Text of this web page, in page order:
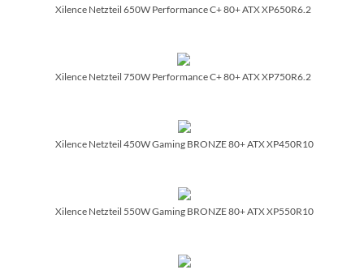
Xilence Netzteil 650W Performance C+ 80+ ATX XP650R6.2
Xilence Netzteil 750W Performance C+ 80+ ATX XP750R6.2
Xilence Netzteil 450W Gaming BRONZE 80+ ATX XP450R10
Xilence Netzteil 550W Gaming BRONZE 80+ ATX XP550R10